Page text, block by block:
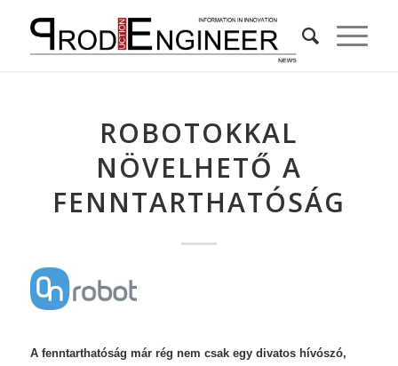
ROBOTOKKAL
NÖVELHETŐ A
FENNTARTHATÓSÁG
A fenntarthatóság már rég nem csak egy divatos hívószó,